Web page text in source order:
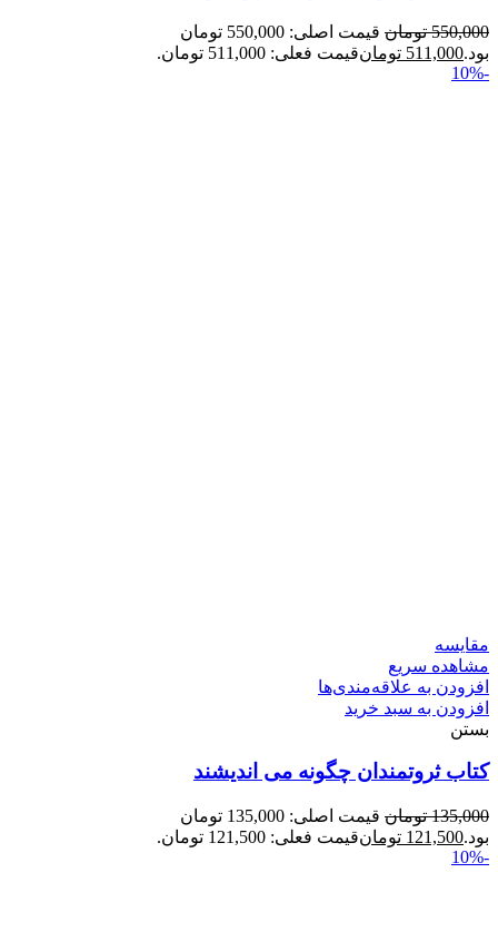
550,000 تومان
قیمت اصلی: 550,000 تومان
بود.511,000 تومانقیمت فعلی: 511,000 تومان.
-10%
مقایسه
مشاهده سریع
افزودن به علاقه‌مندی‌ها
افزودن به سبد خرید
بستن
کتاب ثروتمندان چگونه می اندیشند
135,000 تومان
قیمت اصلی: 135,000 تومان
بود.121,500 تومانقیمت فعلی: 121,500 تومان.
-10%